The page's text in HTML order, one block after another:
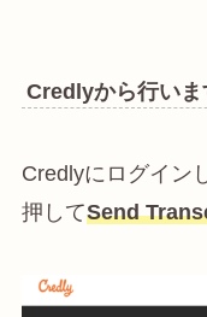
Credlyから行いま
Credlyにログイン
押してSend